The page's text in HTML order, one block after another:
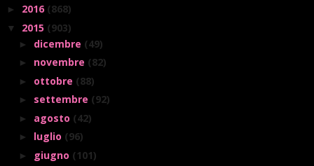
► 2016 (868)
▼ 2015 (903)
► dicembre (49)
► novembre (82)
► ottobre (88)
► settembre (92)
► agosto (42)
► luglio (96)
► giugno (101)